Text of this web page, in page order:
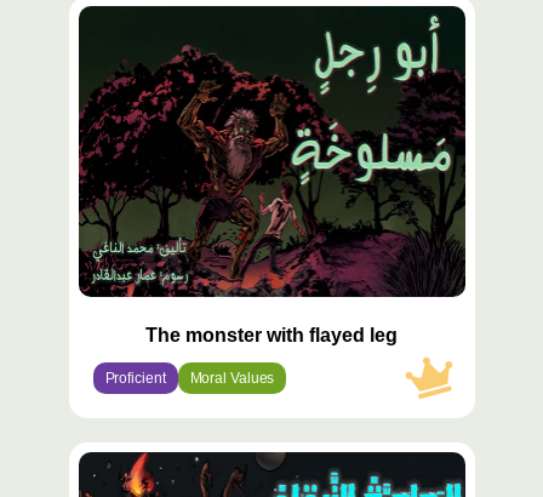
محتوى
The monster with flayed leg
Proficient Moral Values
محتوى
مميّز